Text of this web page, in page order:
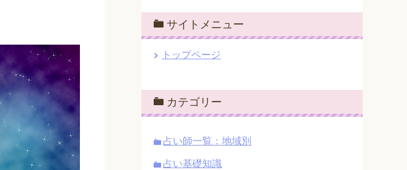
サイトメニュー
トップページ
カテゴリー
占い師一覧：地域別
占い基礎知識